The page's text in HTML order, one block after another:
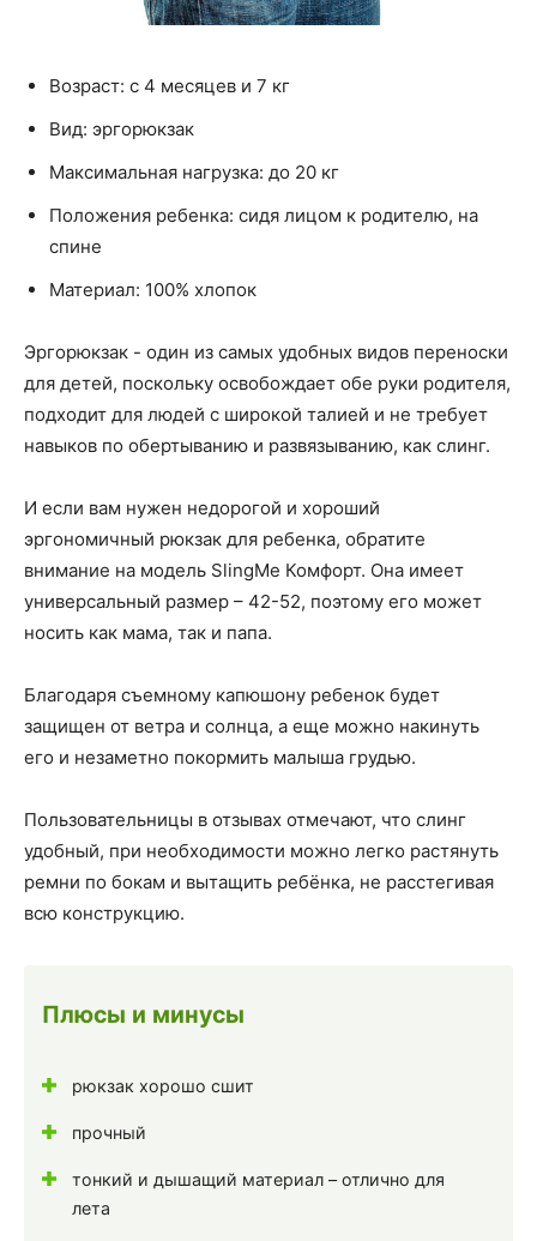
Возраст: с 4 месяцев и 7 кг
Вид: эргорюкзак
Максимальная нагрузка: до 20 кг
Положения ребенка: сидя лицом к родителю, на
спине
Материал: 100% хлопок
Эргорюкзак - один из самых удобных видов переноски
для детей, поскольку освобождает обе руки родителя,
подходит для людей с широкой талией и не требует
навыков по обертыванию и развязыванию, как слинг.
И если вам нужен недорогой и хороший
эргономичный рюкзак для ребенка, обратите
внимание на модель SlingMe Комфорт. Она имеет
универсальный размер – 42-52, поэтому его может
носить как мама, так и папа.
Благодаря съемному капюшону ребенок будет
защищен от ветра и солнца, а еще можно накинуть
его и незаметно покормить малыша грудью.
Пользовательницы в отзывах отмечают, что слинг
удобный, при необходимости можно легко растянуть
ремни по бокам и вытащить ребёнка, не расстегивая
всю конструкцию.
Плюсы и минусы
рюкзак хорошо сшит
прочный
тонкий и дышащий материал – отлично для
лета